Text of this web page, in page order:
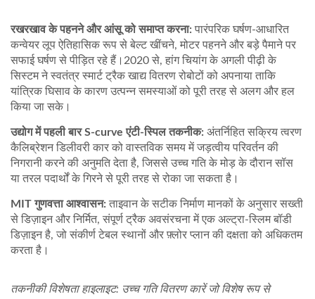
रखरखाव के पहनने और आंसू को समाप्त करना: पारंपरिक घर्षण-आधारित
कन्वेयर लूप ऐतिहासिक रूप से बेल्ट खींचने, मोटर पहनने और बड़े पैमाने पर
सफाई घर्षण से पीड़ित रहे हैं।2020 से, हांग चियांग के अगली पीढ़ी के
सिस्टम ने स्वतंत्र स्मार्ट ट्रैक खाद्य वितरण रोबोटों को अपनाया ताकि
यांत्रिक घिसाव के कारण उत्पन्न समस्याओं को पूरी तरह से अलग और हल
किया जा सके।
उद्योग में पहली बार S-curve एंटी-स्पिल तकनीक: अंतर्निहित सक्रिय त्वरण
कैलिब्रेशन डिलीवरी कार को वास्तविक समय में जड़त्वीय परिवर्तन की
निगरानी करने की अनुमति देता है, जिससे उच्च गति के मोड़ के दौरान सॉस
या तरल पदार्थों के गिरने से पूरी तरह से रोका जा सकता है।
MIT गुणवत्ता आश्वासन: ताइवान के सटीक निर्माण मानकों के अनुसार सख्ती
से डिज़ाइन और निर्मित, संपूर्ण ट्रैक अवसंरचना में एक अल्ट्रा-स्लिम बॉडी
डिज़ाइन है, जो संकीर्ण टेबल स्थानों और फ़्लोर प्लान की दक्षता को अधिकतम
करता है।
तकनीकी विशेषता हाइलाइट: उच्च गति वितरण कारें जो विशेष रूप से